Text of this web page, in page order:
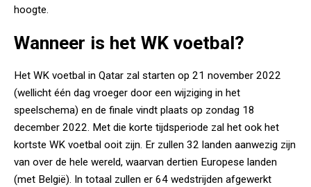
hoogte.
Wanneer is het WK voetbal?
Het WK voetbal in Qatar zal starten op 21 november 2022
(wellicht één dag vroeger door een wijziging in het
speelschema) en de finale vindt plaats op zondag 18
december 2022. Met die korte tijdsperiode zal het ook het
kortste WK voetbal ooit zijn. Er zullen 32 landen aanwezig zijn
van over de hele wereld, waarvan dertien Europese landen
(met België). In totaal zullen er 64 wedstrijden afgewerkt